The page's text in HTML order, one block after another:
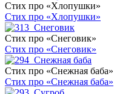
Стих про «Хлопушки»
Стих про «Хлопушки»
Стих про «Снеговик»
Стих про «Снеговик»
Стих про «Снежная баба»
Стих про «Снежная баба»